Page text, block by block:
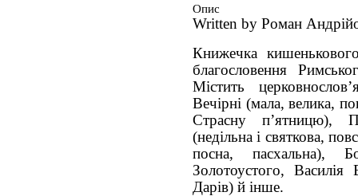
Опис
Written by Роман
Книжечка
благословення
Містить
Вечірні (мала, велика,
Страсну пʼятницю),
(недільна і святкова,
посна, пасхальна),
Золотоустого, Василія
Дарів) й інше.